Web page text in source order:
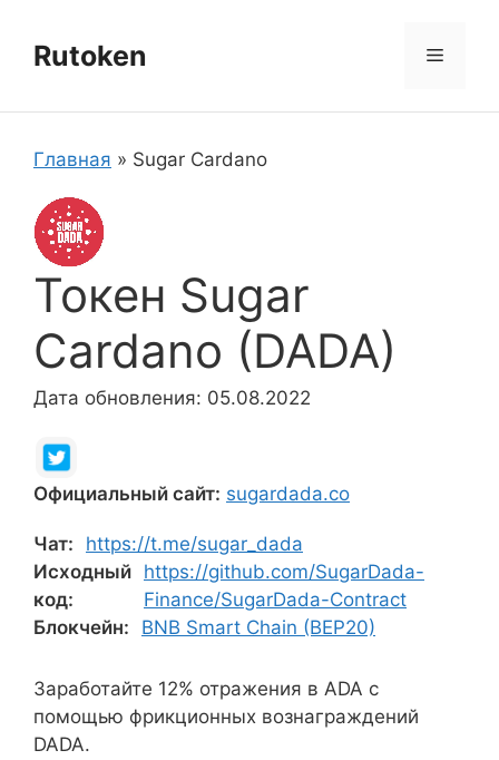
содержимому
Rutoken Меню
Главная » Sugar Cardano
Токен Sugar
Cardano (DADA)
Дата обновления: 05.08.2022
Официальный сайт: sugardada.co
Чат:
https://t.me/sugar_dada
Исходный
код:
https://github.com/SugarDada-
Finance/SugarDada-Contract
Блокчейн:
BNB Smart Chain (BEP20)
Заработайте 12% отражения в ADA с
помощью фрикционных вознаграждений
DADA.